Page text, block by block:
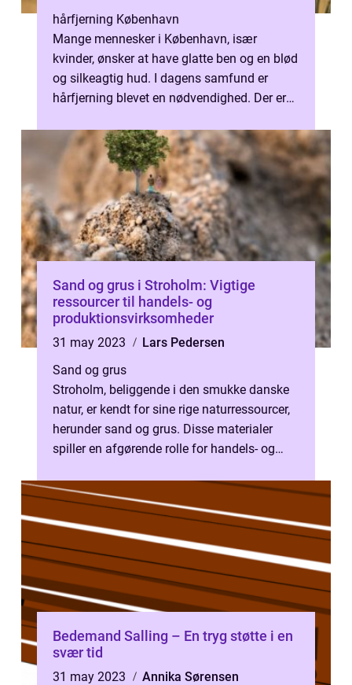
hårfjerning København
Mange mennesker i København, især
kvinder, ønsker at have glatte ben og en blød
og silkeagtig hud. I dagens samfund er
hårfjerning blevet en nødvendighed. Der er
Sand og grus i Stroholm: Vigtige
ressourcer til handels- og
produktionsvirksomheder
31 may 2023
Lars Pedersen
Sand og grus
Stroholm, beliggende i den smukke danske
natur, er kendt for sine rige naturressourcer,
herunder sand og grus. Disse materialer
spiller en afgørende rolle for handels- og
Bedemand Salling – En tryg støtte i en
svær tid
31 may 2023
Annika Sørensen